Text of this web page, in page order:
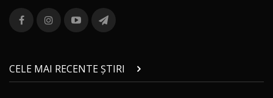
13
combină aventura cu luxul / AutoBlog.MD
36:08
chinez care face lumea să se întoarcă după el
/ AutoBlog.MD
17:27
CELE MAI RECENTE ȘTIRI